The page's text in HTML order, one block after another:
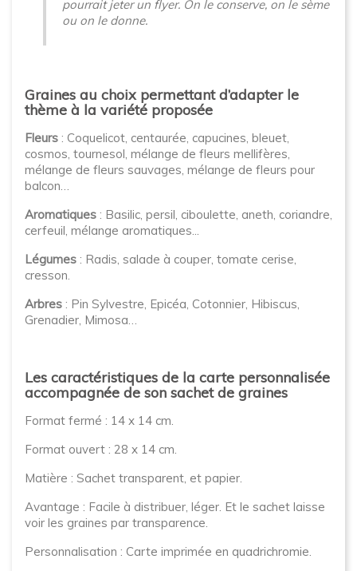
pourrait jeter un flyer. On le conserve, on le sème
ou on le donne.
Graines au choix permettant d’adapter le
thème à la variété proposée
Fleurs : Coquelicot, centaurée, capucines, bleuet,
cosmos, tournesol, mélange de fleurs mellifères,
mélange de fleurs sauvages, mélange de fleurs pour
balcon…
Aromatiques : Basilic, persil, ciboulette, aneth, coriandre,
cerfeuil, mélange aromatiques...
Légumes : Radis, salade à couper, tomate cerise,
cresson.
Arbres : Pin Sylvestre, Epicéa, Cotonnier, Hibiscus,
Grenadier, Mimosa…
Les caractéristiques de la carte personnalisée
accompagnée de son sachet de graines
Format fermé : 14 x 14 cm.
Format ouvert : 28 x 14 cm.
Matière : Sachet transparent, et papier.
Avantage : Facile à distribuer, léger. Et le sachet laisse
voir les graines par transparence.
Personnalisation : Carte imprimée en quadrichromie.